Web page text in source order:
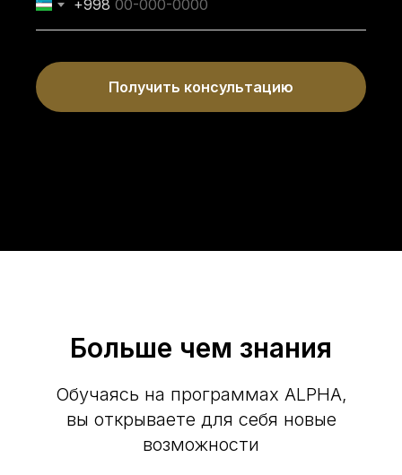
+998
Получить консультацию
Больше чем знания
Обучаясь на программах ALPHA,
вы открываете для себя новые
возможности